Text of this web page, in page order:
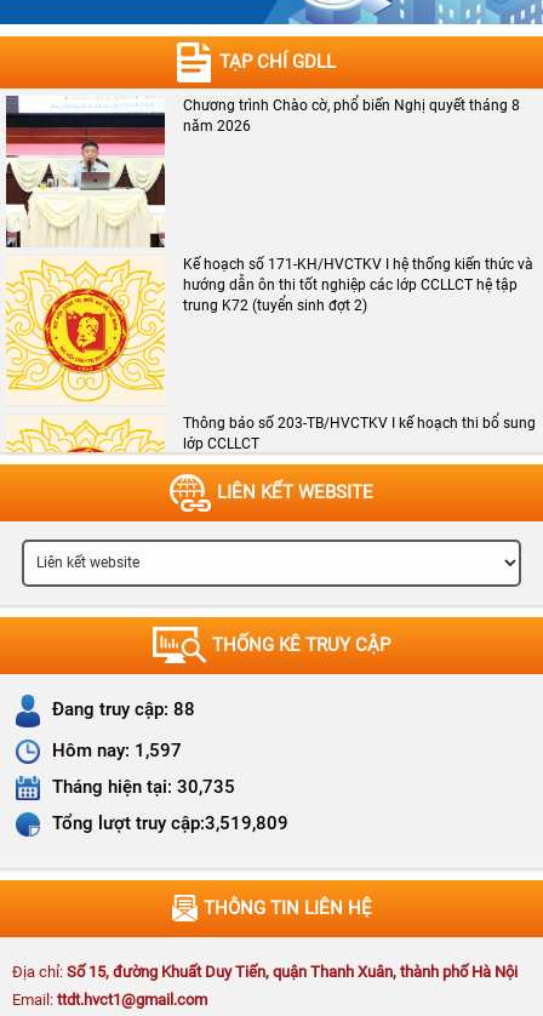
TẠP CHÍ GDLL
Chương trình Chào cờ, phổ biến Nghị quyết tháng 8
năm 2026
Kế hoạch số 171-KH/HVCTKV I hệ thống kiến thức và
hướng dẫn ôn thi tốt nghiệp các lớp CCLLCT hệ tập
trung K72 (tuyển sinh đợt 2)
Thông báo số 203-TB/HVCTKV I kế hoạch thi bổ sung
lớp CCLLCT
Quyết định số 655-QĐ/HVCTKV I công khai quyết
vực I
Phát biểu của Tổng Bí thư, Chủ tịch nước Tô Lâm tại Khai mạc
Hội nghị lần thứ ba Ban Chấp hành Trung ương Đảng khóa XIV
LIÊN KẾT WEBSITE
THỐNG KÊ TRUY CẬP
Đang truy cập: 88
Hôm nay: 1,597
Tháng hiện tại: 30,735
Tổng lượt truy cập:3,519,809
THÔNG TIN LIÊN HỆ
Địa chỉ: Số 15, đường Khuất Duy Tiến, quận Thanh Xuân, thành phố Hà Nội
Email: ttdt.hvct1@gmail.com